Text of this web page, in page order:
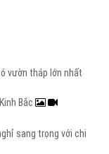
vườn tháp lớn nhất
Bắc
sang trọng với chi